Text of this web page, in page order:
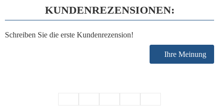
KUNDENREZENSIONEN:
Schreiben Sie die erste Kundenrezension!
Ihre Meinung